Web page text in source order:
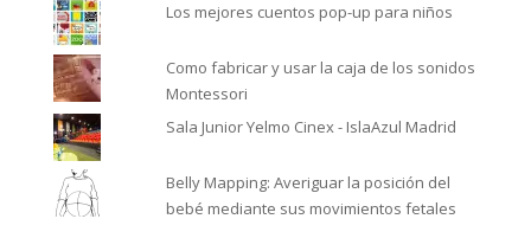
Los mejores cuentos pop-up para niños
Como fabricar y usar la caja de los sonidos
Montessori
Sala Junior Yelmo Cinex - IslaAzul Madrid
Belly Mapping: Averiguar la posición del
bebé mediante sus movimientos fetales